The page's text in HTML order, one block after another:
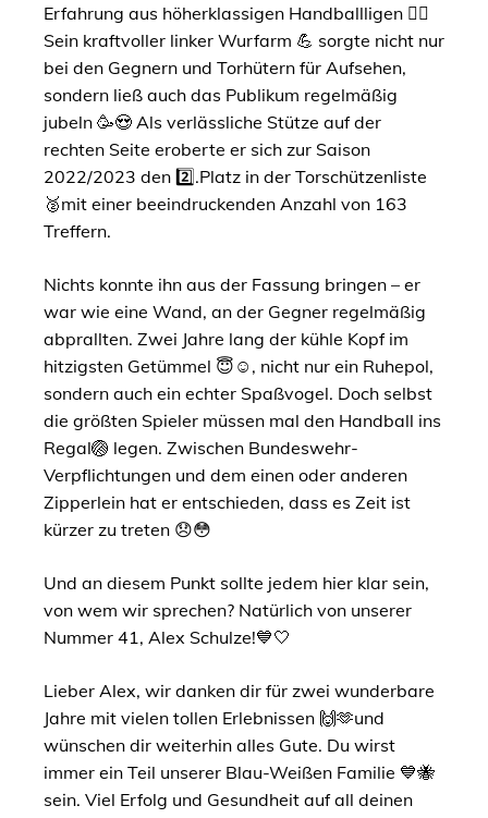
Erfahrung aus höherklassigen Handballligen 🤾‍♂️
Sein kraftvoller linker Wurfarm 💪 sorgte nicht nur
bei den Gegnern und Torhütern für Aufsehen,
sondern ließ auch das Publikum regelmäßig
jubeln 🥳😍 Als verlässliche Stütze auf der
rechten Seite eroberte er sich zur Saison
2022/2023 den 2️⃣.Platz in der Torschützenliste
🥈mit einer beeindruckenden Anzahl von 163
Treffern.
Nichts konnte ihn aus der Fassung bringen – er
war wie eine Wand, an der Gegner regelmäßig
abprallten. Zwei Jahre lang der kühle Kopf im
hitzigsten Getümmel 😇☺️, nicht nur ein Ruhepol,
sondern auch ein echter Spaßvogel. Doch selbst
die größten Spieler müssen mal den Handball ins
Regal🏐 legen. Zwischen Bundeswehr-
Verpflichtungen und dem einen oder anderen
Zipperlein hat er entschieden, dass es Zeit ist
kürzer zu treten 😞😳
Und an diesem Punkt sollte jedem hier klar sein,
von wem wir sprechen? Natürlich von unserer
Nummer 41, Alex Schulze!💙🤍
Lieber Alex, wir danken dir für zwei wunderbare
Jahre mit vielen tollen Erlebnissen 🙌🫶und
wünschen dir weiterhin alles Gute. Du wirst
immer ein Teil unserer Blau-Weißen Familie 💙🐝
sein. Viel Erfolg und Gesundheit auf all deinen